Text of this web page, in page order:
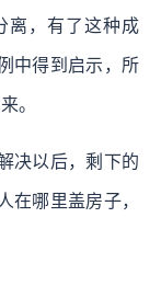
离，有了这种成
中得到启示，所
。
决以后，剩下的
在哪里盖房子，